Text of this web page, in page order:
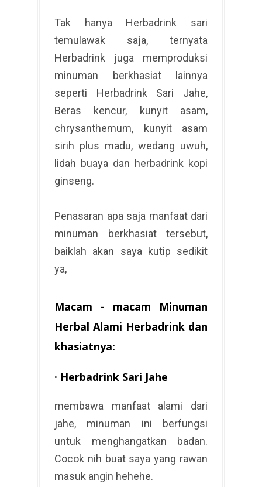
Tak hanya Herbadrink sari
temulawak saja, ternyata
Herbadrink juga memproduksi
minuman berkhasiat lainnya
seperti Herbadrink Sari Jahe,
Beras kencur, kunyit asam,
chrysanthemum, kunyit asam
sirih plus madu, wedang uwuh,
lidah buaya dan herbadrink kopi
ginseng.
Penasaran apa saja manfaat dari
minuman berkhasiat tersebut,
baiklah akan saya kutip sedikit
ya,
Macam - macam Minuman
Herbal Alami Herbadrink dan
khasiatnya:
· Herbadrink Sari Jahe
membawa manfaat alami dari
jahe, minuman ini berfungsi
untuk menghangatkan badan.
Cocok nih buat saya yang rawan
masuk angin hehehe.